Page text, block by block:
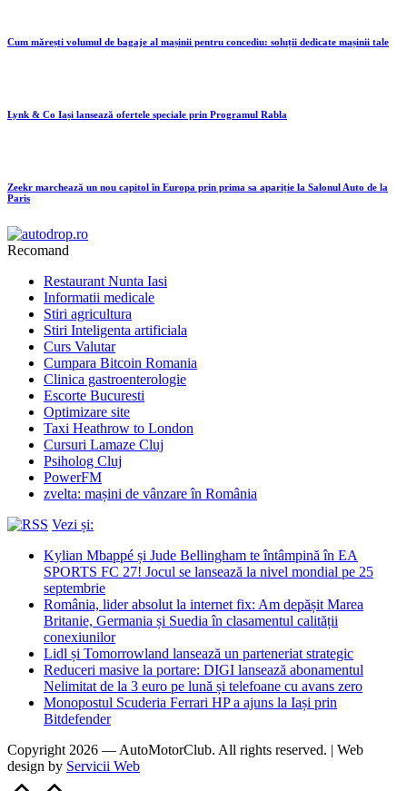
Cum mărești volumul de bagaje al mașinii pentru concediu: soluții dedicate mașinii tale
Lynk & Co Iași lansează ofertele speciale prin Programul Rabla
Zeekr marchează un nou capitol în Europa prin prima sa apariție la Salonul Auto de la
Paris
Recomand
Restaurant Nunta Iasi
Informatii medicale
Stiri agricultura
Stiri Inteligenta artificiala
Curs Valutar
Cumpara Bitcoin Romania
Clinica gastroenterologie
Escorte Bucuresti
Optimizare site
Taxi Heathrow to London
Cursuri Lamaze Cluj
Psiholog Cluj
PowerFM
zvelta: mașini de vânzare în România
Vezi și:
Kylian Mbappé și Jude Bellingham te întâmpină în EA
SPORTS FC 27! Jocul se lansează la nivel mondial pe 25
septembrie
România, lider absolut la internet fix: Am depășit Marea
Britanie, Germania și Suedia în clasamentul calității
conexiunilor
Lidl și Tomorrowland lansează un parteneriat strategic
Reduceri masive la portare: DIGI lansează abonamentul
Nelimitat de la 3 euro pe lună și telefoane cu avans zero
Monopostul Scuderia Ferrari HP a ajuns la Iași prin
Bitdefender
Copyright 2026 — AutoMotorClub. All rights reserved. | Web
design by Servicii Web